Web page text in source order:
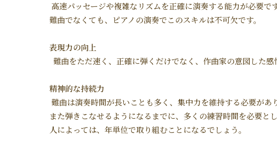
高速パッセージや複雑なリズムを正確に演奏する能力が必要です
難曲でなくても、ピアノの演奏でこのスキルは不可欠です。
表現力の向上
難曲をただ速く、正確に弾くだけでなく、作曲家の意図した感
精神的な持続力
難曲は演奏時間が長いことも多く、集中力を維持する必要があり
また弾きこなせるようになるまでに、多くの練習時間を必要とし
人によっては、年単位で取り組むことになるでしょう。